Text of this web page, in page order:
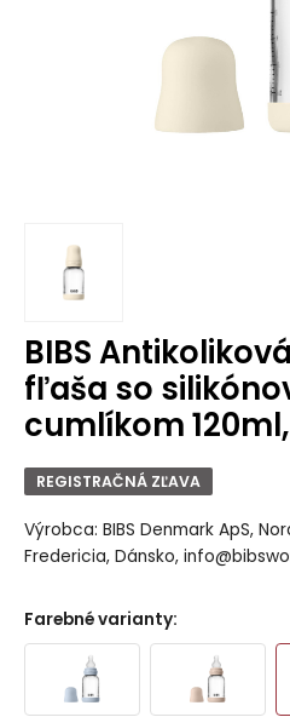
BIBS
fľaša so
cumlíkom
REGISTRAČNÁ ZĽAVA
Výrobca: BIBS Denmark ApS,
Fredericia, Dánsko,
Farebné varianty: